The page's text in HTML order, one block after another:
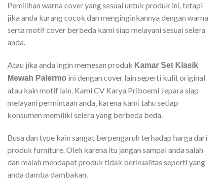
Pemilihan warna cover yang sesuai untuk produk ini, tetapi
jika anda kurang cocok dan menginginkannya dengan warna
serta motif cover berbeda kami siap melayani sesuai selera
anda.
Atau jika anda ingin memesan produk Kamar Set Klasik
Mewah Palermo ini dengan cover lain seperti kulit original
atau kain motif lain. Kami CV Karya Priboemi Jepara siap
melayani permintaan anda, karena kami tahu setiap
konsumen memiliki selera yang berbeda beda.
Busa dan type kain sangat berpengaruh terhadap harga dari
produk furniture. Oleh karena itu jangan sampai anda salah
dan malah mendapat produk tidak berkualitas seperti yang
anda damba dambakan.